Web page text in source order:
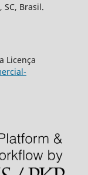
SC, Brasil.
Licença